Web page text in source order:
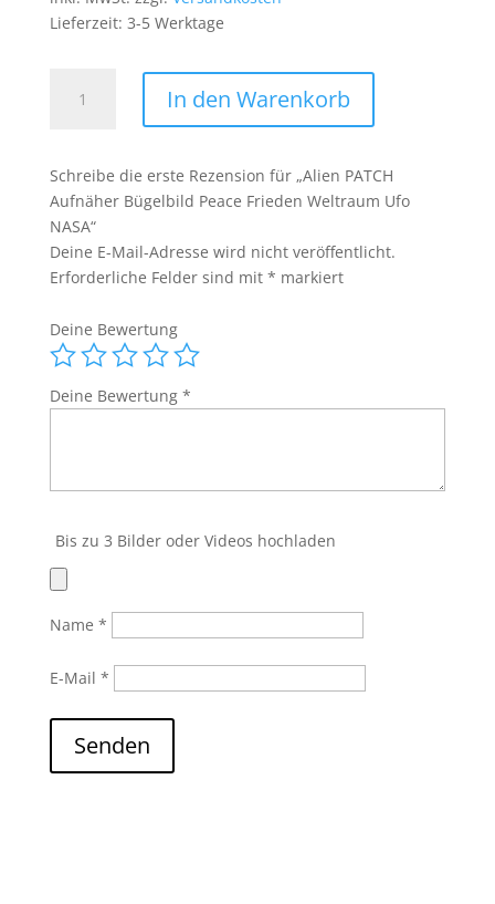
Lieferzeit: 3-5 Werktage
PATCH
Peace
Frieden
Weltraum
Ufo
NASA
In den Warenkorb
Schreibe die erste Rezension für „Alien PATCH
Aufnäher Bügelbild Peace Frieden Weltraum Ufo
NASA“
Deine E-Mail-Adresse wird nicht veröffentlicht.
Erforderliche Felder sind mit * markiert
Deine Bewertung
Deine Bewertung *
Bis zu 3 Bilder oder Videos hochladen
Name *
E-Mail *
Senden